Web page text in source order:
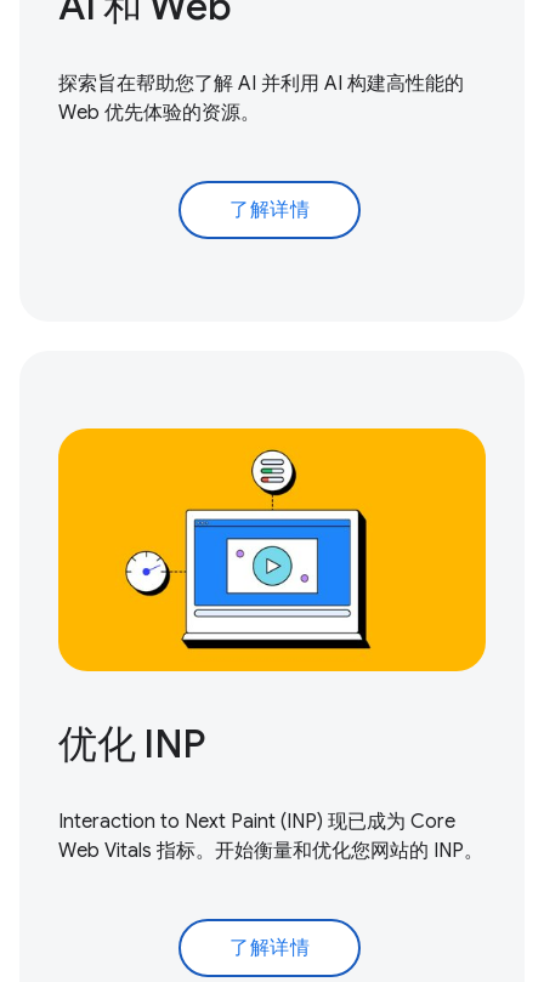
探索旨在帮助您了解 AI 并利用 AI 构建高性能的
Web 优先体验的资源。
了解详情
优化 INP
Interaction to Next Paint (INP) 现已成为 Core
Web Vitals 指标。 开始衡量和优化您网站的 INP。
了解详情